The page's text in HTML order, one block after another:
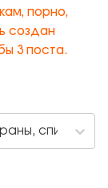
списания
порно,
создан
3 поста.